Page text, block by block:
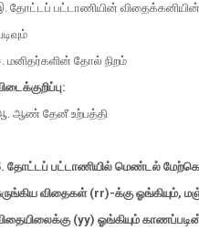
தோட்டப் பட்டாணியின் விதைக்கனியின்
மனிதர்களின் தோல் நிறம்
ஆண் தேனீ உற்பத்தி
தோட்டப் பட்டாணியில் மெண்டல்
விதைகள் (rr)-க்கு ஓங்கியும்,
(yy) ஓங்கியும்